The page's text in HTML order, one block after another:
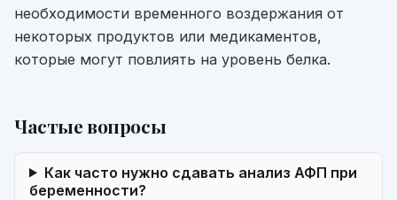
необходимости временного воздержания от
некоторых продуктов или медикаментов,
которые могут повлиять на уровень белка.
Частые вопросы
Как часто нужно сдавать анализ АФП при
беременности?